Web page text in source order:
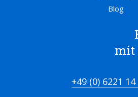
Blog
mit
+49 (0) 6221